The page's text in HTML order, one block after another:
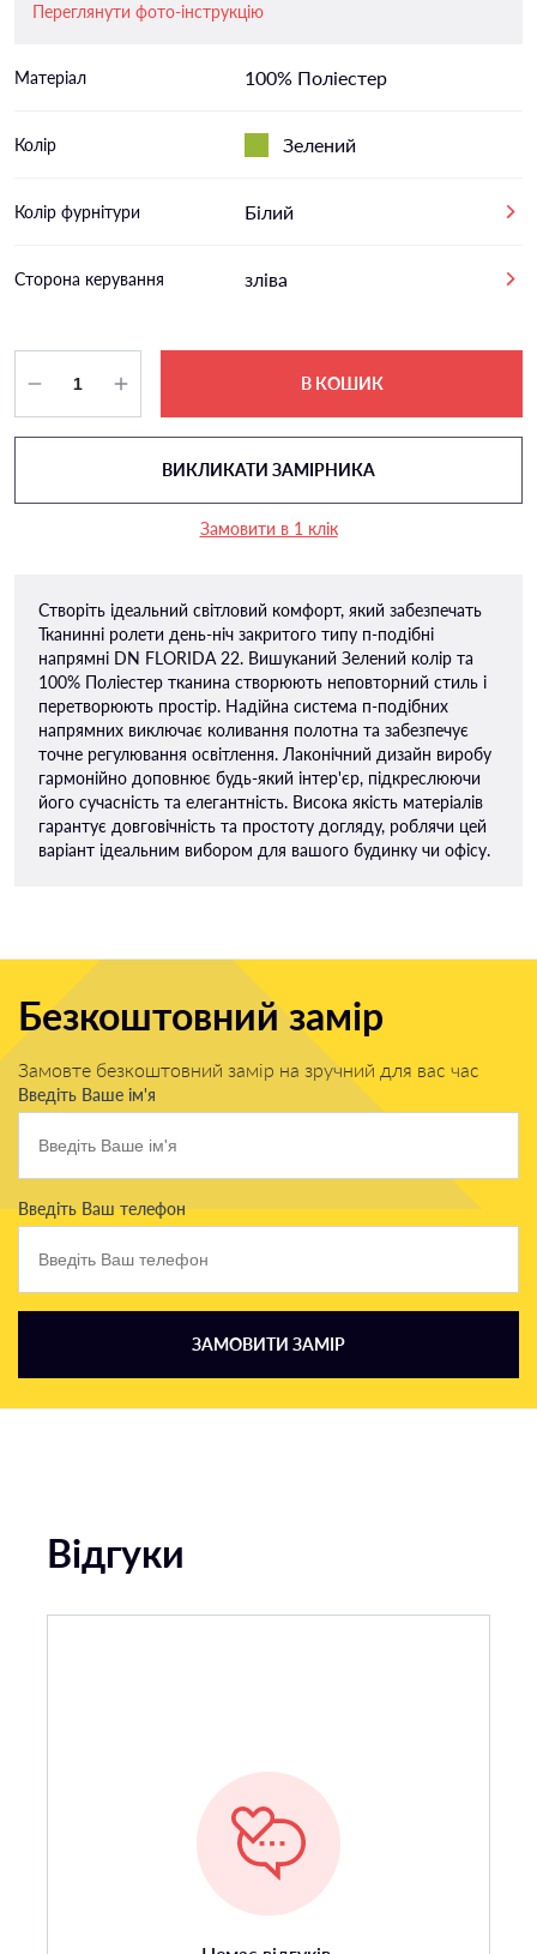
Переглянути фото-інструкцію
Матеріал 100% Поліестер
Колір Зелений
Колір фурнітури Білий
Сторона керування зліва
В КОШИК
ВИКЛИКАТИ ЗАМІРНИКА
Замовити в 1 клік
Створіть ідеальний світловий комфорт, який забезпечать
Тканинні ролети день-ніч закритого типу п-подiбні
напрямні DN FLORIDA 22. Вишуканий Зелений колір та
100% Поліестер тканина створюють неповторний стиль і
перетворюють простір. Надійна система п-подібних
напрямних виключає коливання полотна та забезпечує
точне регулювання освітлення. Лаконічний дизайн виробу
гармонійно доповнює будь-який інтер'єр, підкреслюючи
його сучасність та елегантність. Висока якість матеріалів
гарантує довговічність та простоту догляду, роблячи цей
варіант ідеальним вибором для вашого будинку чи офісу.
Безкоштовний замір
Замовте безкоштовний замір на зручний для вас час
Введіть Ваше ім'я
Введіть Ваш телефон
ЗАМОВИТИ ЗАМІР
Відгуки